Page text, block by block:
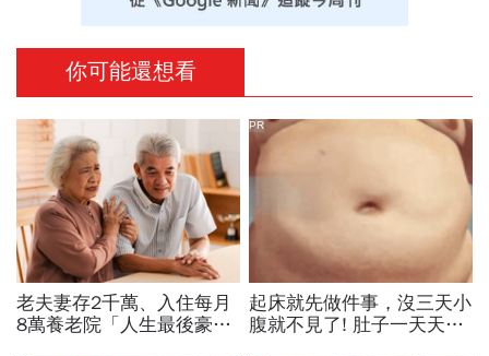
你可能還想看
老夫妻存2千萬、入住每月
8萬養老院「人生最後豪
起床就先做件事，沒三天小
腹就不見了! 肚子一天天變
PR